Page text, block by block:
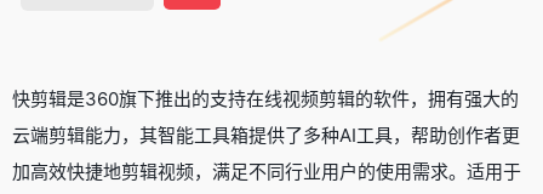
快剪辑是360旗下推出的支持在线视频剪辑的软件，拥有强大的
云端剪辑能力，其智能工具箱提供了多种AI工具，帮助创作者更
加高效快捷地剪辑视频，满足不同行业用户的使用需求。适用于